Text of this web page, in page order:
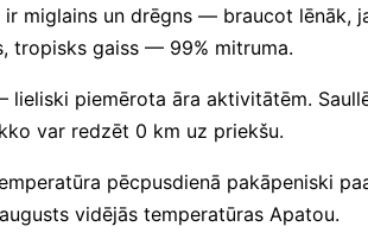
miglains un drēgns — braucot lēnāk,
tropisks gaiss — 99% mitruma.
lieliski piemērota āra aktivitātēm.
var redzēt 0 km uz priekšu.
pēcpusdienā pakāpeniski
vidējās temperatūras Apatou.